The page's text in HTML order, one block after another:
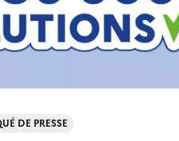
DE PRESSE